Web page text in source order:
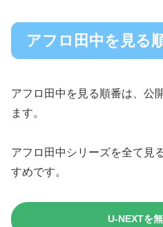
アフロ田中を見る
アフロ田中を見る順番は、公
ます。
アフロ田中シリーズを全て見
すめです。
U-NEXTを